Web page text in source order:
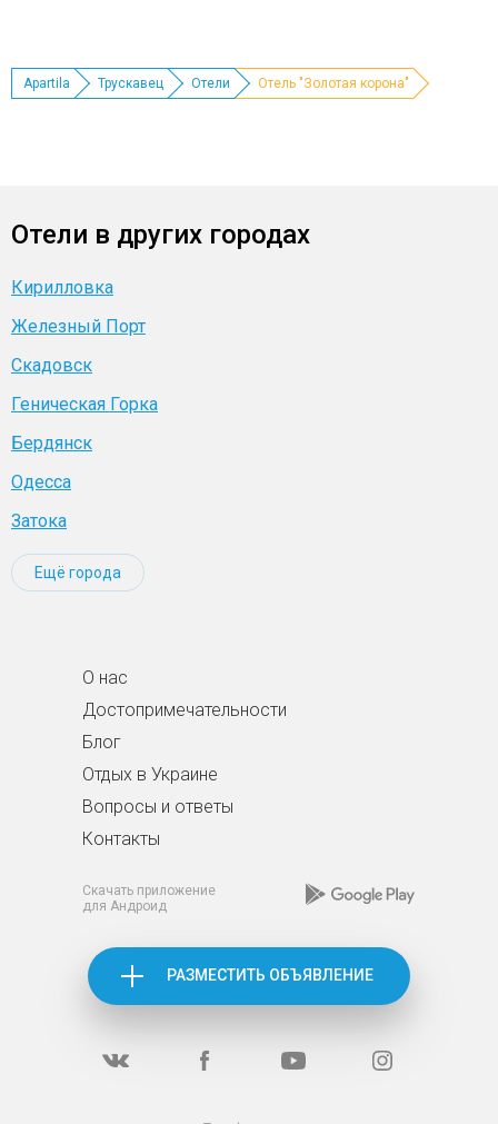
Apartila Трускавец Отели Отель "Золотая корона"
Отели в других городах
Кирилловка
Железный Порт
Скадовск
Геническая Горка
Бердянск
Одесса
Затока
Ещё города
О нас
Достопримечательности
Блог
Отдых в Украине
Вопросы и ответы
Контакты
Скачать приложение
для Андроид
РАЗМЕСТИТЬ ОБЪЯВЛЕНИЕ